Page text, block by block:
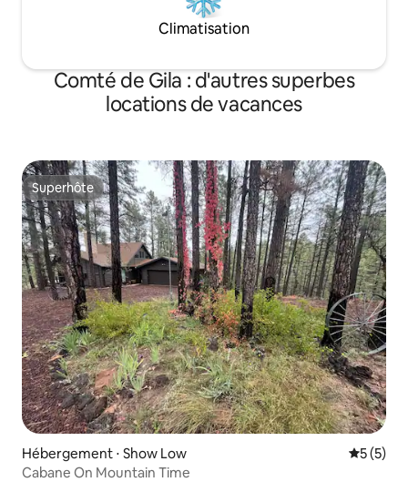
Climatisation
Comté de Gila : d'autres superbes
locations de vacances
Superhôte
Superhôte
Hébergement ⋅ Show Low
5 (5)
Cabane On Mountain Time